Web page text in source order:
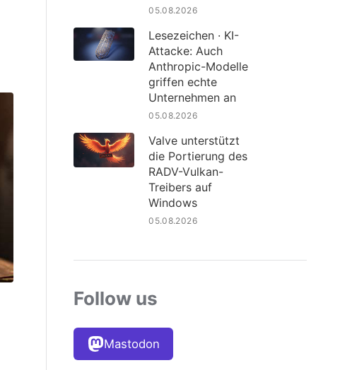
05.08.2026
Lesezeichen · KI-
Attacke: Auch
Anthropic-Modelle
griffen echte
Unternehmen an
05.08.2026
Valve unterstützt
die Portierung des
RADV-Vulkan-
Treibers auf
Windows
05.08.2026
Follow us
Mastodon